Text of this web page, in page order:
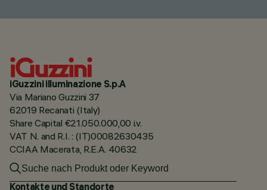
iGuzzini illuminazione S.p.A
Via Mariano Guzzini 37
62019 Recanati (Italy)
Share Capital €21.050.000,00 i.v.
VAT N. and R.I. : (IT)00082630435
CCIAA Macerata, R.E.A. 40632
Kontakte und Standorte